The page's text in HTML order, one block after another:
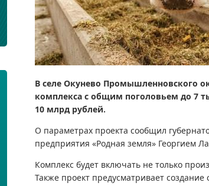
В селе Окунево Промышленновского
комплекса с общим поголовьем до 7
10 млрд рублей.
О параметрах проекта сообщил
предприятия «Родная земля» Георгием
Комплекс будет включать не только
Также проект предусматривает